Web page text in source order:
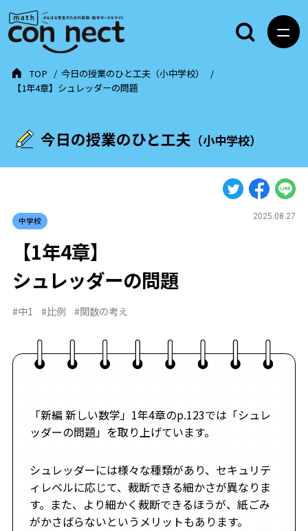
今日の授業のひと工夫 （小中学校）
TOP
今日の授業のひと工夫（小中学校）
【1年4章】シュレッダーの問題
中学校 2025.08.27
【1年4章】
シュレッダーの問題
#中1 #比例 #関数の考え
「新編 新しい数学」1年4章のp.123では「シュレ
ッダーの問題」を取り上げています。
シュレッダーには様々な種類があり、セキュリテ
ィレベルに応じて、裁断できる細かさが異なりま
す。また、より細かく裁断できるほうが、紙ごみ
がかさばらないというメリットもあります。